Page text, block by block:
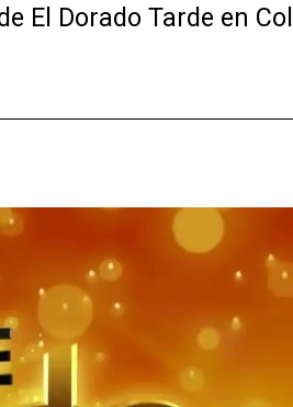
El Dorado Tarde en